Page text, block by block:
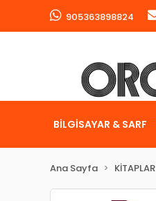
905363898824
BİLGİSAYAR & SARF
Ana Sayfa KİTAPLAR